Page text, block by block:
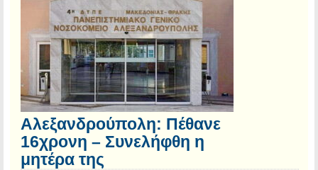
Αλεξανδρούπολη: Πέθανε
16χρονη – Συνελήφθη η
μητέρα της